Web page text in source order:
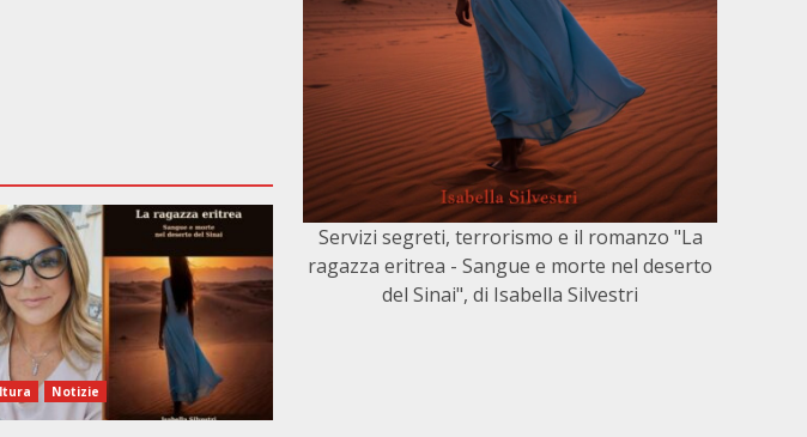
Notizie
Servizi segreti, terrorismo e il romanzo "La
ragazza eritrea - Sangue e morte nel deserto
del Sinai", di Isabella Silvestri